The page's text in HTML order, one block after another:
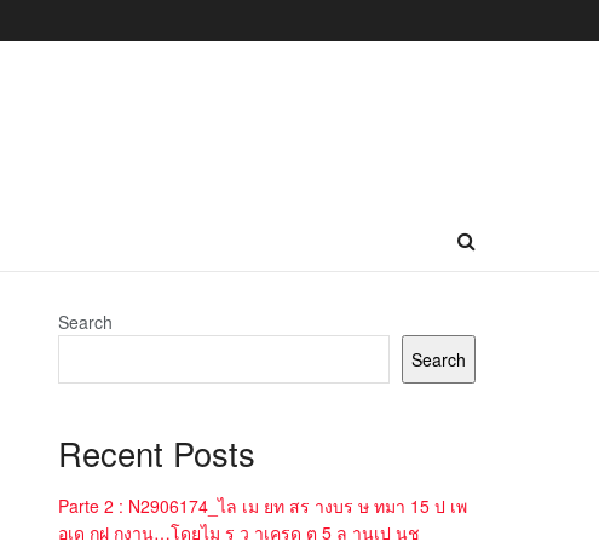
Search
Search
Recent Posts
Parte 2 : N2906174_ไล เม ยท สร างบร ษ ทมา 15 ป เพ
อเด กฝ กงาน…โดยไม ร ว าเครด ต 5 ล านเป นช